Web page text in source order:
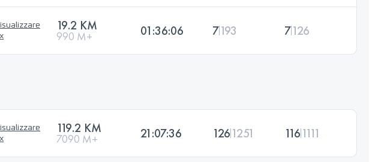
19.2 KM
990 M+ 01:36:06 7193 7126
119.2 KM
7090 M+ 21:07:36 1261251 1161111